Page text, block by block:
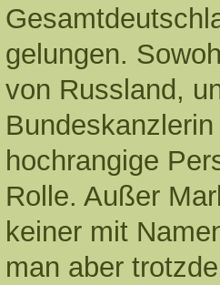
gelungen.
von Russland,
hochrangige
Rolle. Außer
keiner mit
man aber